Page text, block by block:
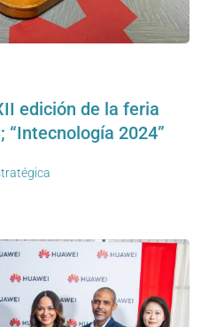
edición de la feria
“Intecnología 2024”